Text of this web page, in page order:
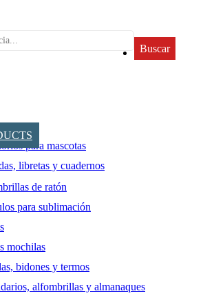
Buscar
para mascotas
libretas y cuadernos
de ratón
para sublimación
mochilas
bidones y termos
alfombrillas y almanaques